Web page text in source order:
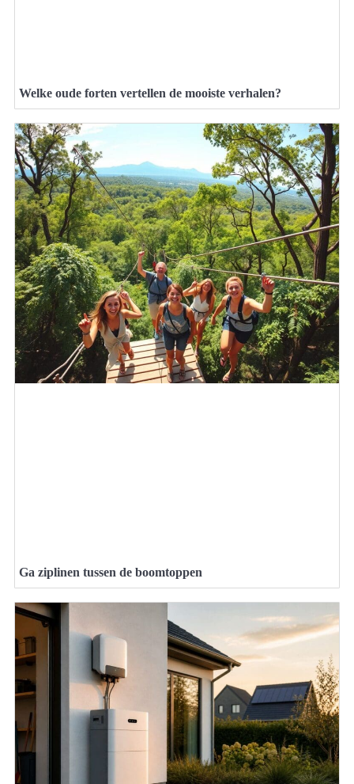
Welke oude forten vertellen de mooiste verhalen?
Ga ziplinen tussen de boomtoppen